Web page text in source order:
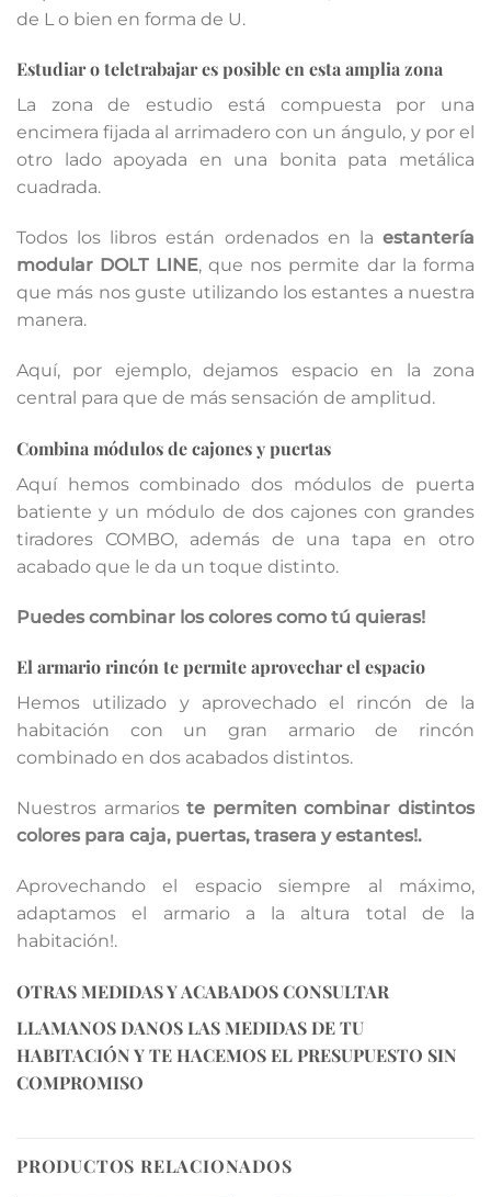
de L o bien en forma de U.
Estudiar o teletrabajar es posible en esta amplia zona
La zona de estudio está compuesta por una
encimera fijada al arrimadero con un ángulo, y por el
otro lado apoyada en una bonita pata metálica
cuadrada.
Todos los libros están ordenados en la estantería
modular DOLT LINE, que nos permite dar la forma
que más nos guste utilizando los estantes a nuestra
manera.
Aquí, por ejemplo, dejamos espacio en la zona
central para que de más sensación de amplitud.
Combina módulos de cajones y puertas
Aquí hemos combinado dos módulos de puerta
batiente y un módulo de dos cajones con grandes
tiradores COMBO, además de una tapa en otro
acabado que le da un toque distinto.
Puedes combinar los colores como tú quieras!
El armario rincón te permite aprovechar el espacio
Hemos utilizado y aprovechado el rincón de la
habitación con un gran armario de rincón
combinado en dos acabados distintos.
Nuestros armarioste permiten combinar distintos
colores para caja, puertas, trasera y estantes!.
Aprovechando el espacio siempre al máximo,
adaptamos el armario a la altura total de la
habitación!.
OTRAS MEDIDAS Y ACABADOS CONSULTAR
LLAMANOS DANOS LAS MEDIDAS DE TU
HABITACIÓN Y TE HACEMOS EL PRESUPUESTO SIN
COMPROMISO
PRODUCTOS RELACIONADOS